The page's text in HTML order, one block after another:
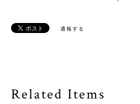
通報する
Related Items